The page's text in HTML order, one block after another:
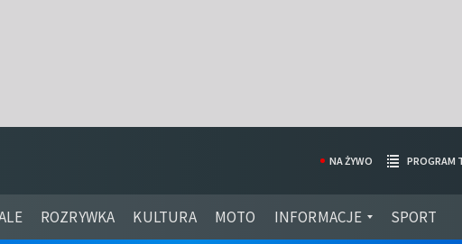
ROZRYWKA KULTURA MOTO INFORMACJE SPORT
NA ŻYWO PROGRAM